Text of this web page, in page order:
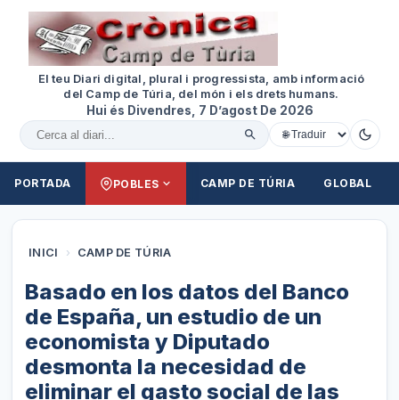
El teu Diari digital, plural i progressista, amb informació
del Camp de Túria, del món i els drets humans.
Hui és Divendres, 7 D’agost De 2026
Cercar al diari
PORTADA POBLES CAMP DE TÚRIA GLOBAL
INICI › CAMP DE TÚRIA
Basado en los datos del Banco
de España, un estudio de un
economista y Diputado
desmonta la necesidad de
eliminar el gasto social de las